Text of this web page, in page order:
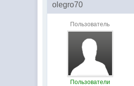
olegro70
Пользователь
Пользователи